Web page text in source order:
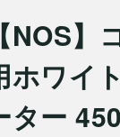
NOS】
ホワイ
ター